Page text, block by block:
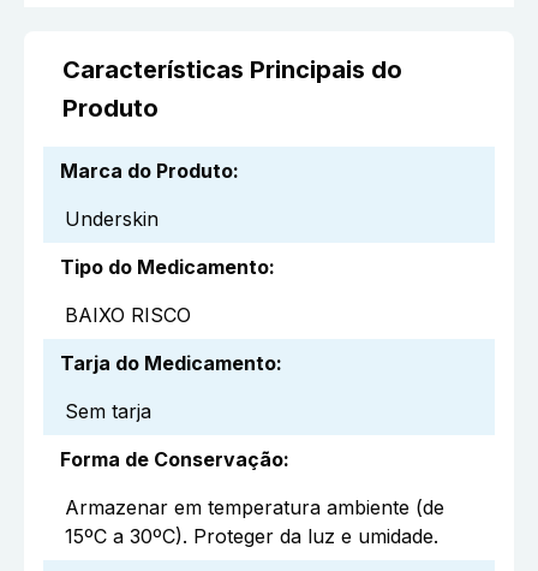
Características Principais do
Produto
Marca do Produto:
Underskin
Tipo do Medicamento:
BAIXO RISCO
Tarja do Medicamento:
Sem tarja
Forma de Conservação:
Armazenar em temperatura ambiente (de
15ºC a 30ºC). Proteger da luz e umidade.